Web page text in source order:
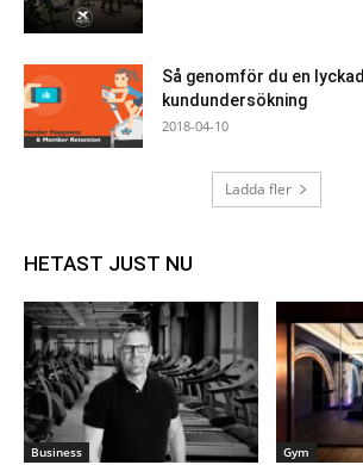
Så genomför du en lyckad
kundundersökning
2018-04-10
Ladda fler
HETAST JUST NU
Business Gym